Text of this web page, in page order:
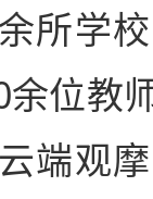
所学
位教
端观